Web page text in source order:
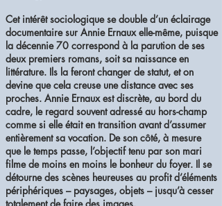
Cet intérêt sociologique se double d’un éclairage
documentaire sur Annie Ernaux elle-même, puisque
la décennie 70 correspond à la parution de ses
deux premiers romans, soit sa naissance en
littérature. Ils la feront changer de statut, et on
devine que cela creuse une distance avec ses
proches. Annie Ernaux est discrète, au bord du
cadre, le regard souvent adressé au hors-champ
comme si elle était en transition avant d’assumer
entièrement sa vocation. De son côté, à mesure
que le temps passe, l’objectif tenu par son mari
filme de moins en moins le bonheur du foyer. Il se
détourne des scènes heureuses au profit d’éléments
périphériques – paysages, objets – jusqu’à cesser